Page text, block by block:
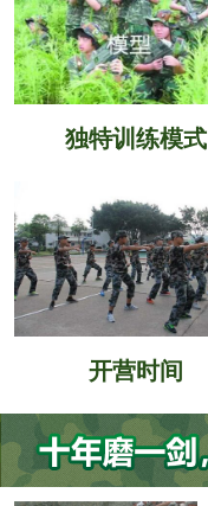
独特训练模式
开营时间